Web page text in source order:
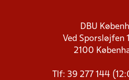
DBU
Ved Sporsløjfen
2100
Tlf: 39 277 144